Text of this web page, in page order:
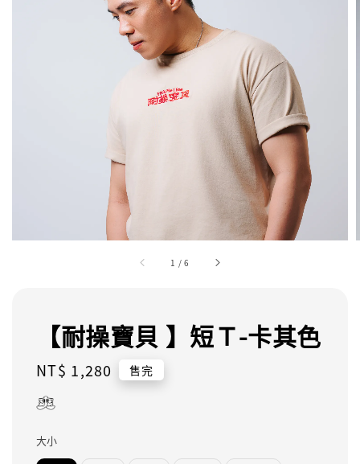
1 /6
【耐操寶貝 】短Ｔ-卡其色
Regular
price
NT$ 1,280 售完
大小